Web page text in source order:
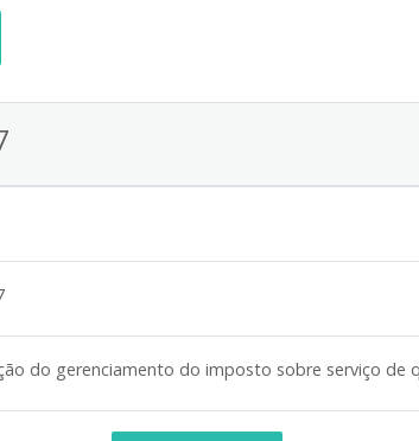
do gerenciamento do imposto sobre serviço de